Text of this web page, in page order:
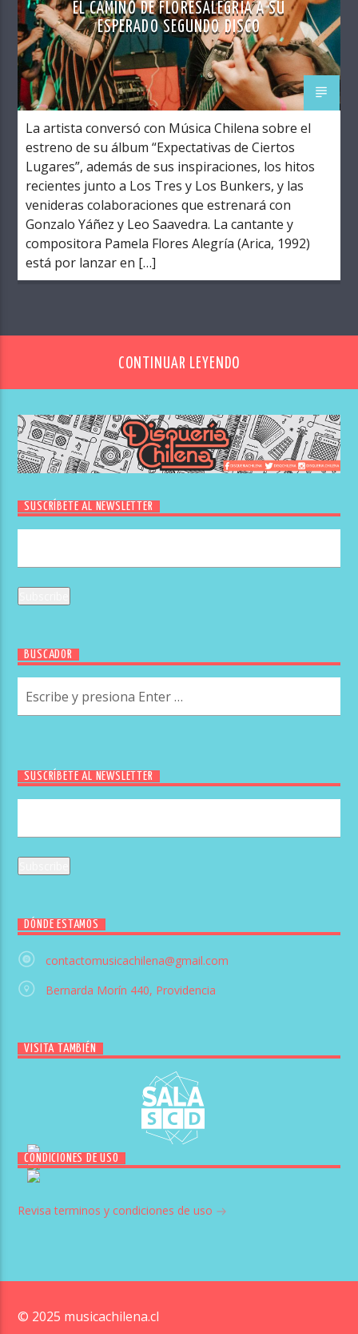
EL CAMINO DE FLORESALEGRÍA A SU
ESPERADO SEGUNDO DISCO
La artista conversó con Música Chilena sobre el
estreno de su álbum “Expectativas de Ciertos
Lugares”, además de sus inspiraciones, los hitos
recientes junto a Los Tres y Los Bunkers, y las
venideras colaboraciones que estrenará con
Gonzalo Yáñez y Leo Saavedra. La cantante y
compositora Pamela Flores Alegría (Arica, 1992)
está por lanzar en […]
CONTINUAR LEYENDO
SUSCRÍBETE AL NEWSLETTER
BUSCADOR
SUSCRÍBETE AL NEWSLETTER
DÓNDE ESTAMOS
contactomusicachilena@gmail.com
Bernarda Morín 440, Providencia
VISITA TAMBIÉN
CONDICIONES DE USO
Revisa terminos y condiciones de uso
© 2025 musicachilena.cl